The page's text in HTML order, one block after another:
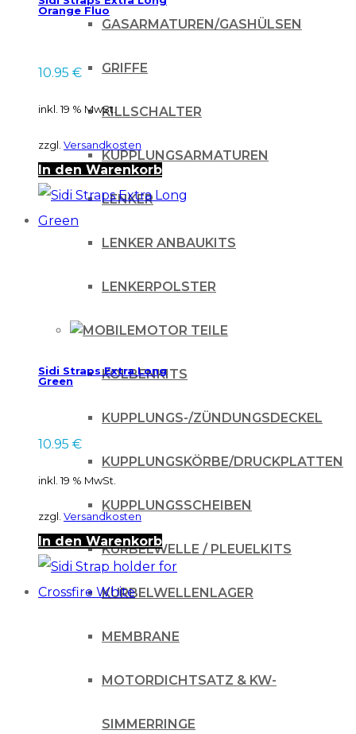
GASARMATUREN/GASHÜLSEN
GRIFFE
KILLSCHALTER
KUPPLUNGSARMATUREN
LENKER
LENKER ANBAUKITS
LENKERPOLSTER
MOTOR TEILE
KOLBENKITS
KUPPLUNGS-/ZÜNDUNGSDECKEL
KUPPLUNGSKÖRBE/DRUCKPLATTEN
KUPPLUNGSSCHEIBEN
KURBELWELLE / PLEUELKITS
KURBELWELLENLAGER
MEMBRANE
MOTORDICHTSATZ & KW-
SIMMERRINGE
Orange Fluo
10.95 €
inkl. 19 % MwSt.
zzgl. Versandkosten
In den Warenkorb
Sidi Straps Extra Long
Green
10.95 €
inkl. 19 % MwSt.
zzgl. Versandkosten
In den Warenkorb